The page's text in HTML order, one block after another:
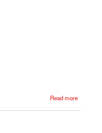
Read more